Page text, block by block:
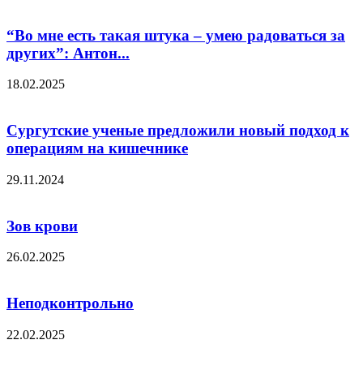
“Во мне есть такая штука – умею радоваться за
других”: Антон...
18.02.2025
Сургутские ученые предложили новый подход к
операциям на кишечнике
29.11.2024
Зов крови
26.02.2025
Неподконтрольно
22.02.2025